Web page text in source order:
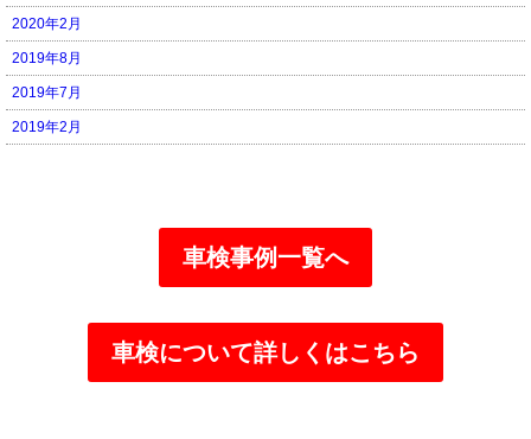
2020年2月
2019年8月
2019年7月
2019年2月
車検事例一覧へ
車検について詳しくはこちら